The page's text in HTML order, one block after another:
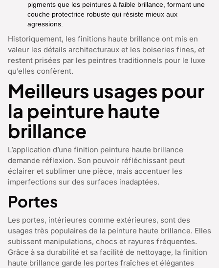
pigments que les peintures à faible brillance, formant une
couche protectrice robuste qui résiste mieux aux
agressions.
Historiquement, les finitions haute brillance ont mis en
valeur les détails architecturaux et les boiseries fines, et
restent prisées par les peintres traditionnels pour le luxe
qu’elles confèrent.
Meilleurs usages pour
la peinture haute
brillance
L’application d’une finition peinture haute brillance
demande réflexion. Son pouvoir réfléchissant peut
éclairer et sublimer une pièce, mais accentuer les
imperfections sur des surfaces inadaptées.
Portes
Les portes, intérieures comme extérieures, sont des
usages très populaires de la peinture haute brillance. Elles
subissent manipulations, chocs et rayures fréquentes.
Grâce à sa durabilité et sa facilité de nettoyage, la finition
haute brillance garde les portes fraîches et élégantes